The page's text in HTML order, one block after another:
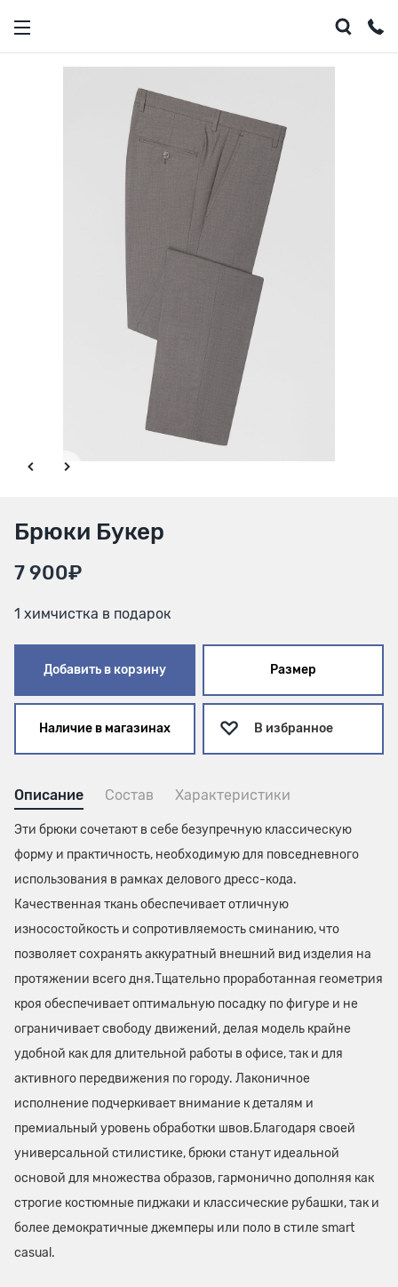
Брюки Букер
7 900₽
1 химчистка в подарок
Добавить в корзину Размер
Наличие в магазинах В избранное
Описание Состав Характеристики
Эти брюки сочетают в себе безупречную классическую
форму и практичность, необходимую для повседневного
использования в рамках делового дресс-кода.
Качественная ткань обеспечивает отличную
износостойкость и сопротивляемость сминанию, что
позволяет сохранять аккуратный внешний вид изделия на
протяжении всего дня.Тщательно проработанная геометрия
кроя обеспечивает оптимальную посадку по фигуре и не
ограничивает свободу движений, делая модель крайне
удобной как для длительной работы в офисе, так и для
активного передвижения по городу. Лаконичное
исполнение подчеркивает внимание к деталям и
премиальный уровень обработки швов.Благодаря своей
универсальной стилистике, брюки станут идеальной
основой для множества образов, гармонично дополняя как
строгие костюмные пиджаки и классические рубашки, так и
более демократичные джемперы или поло в стиле smart
casual.